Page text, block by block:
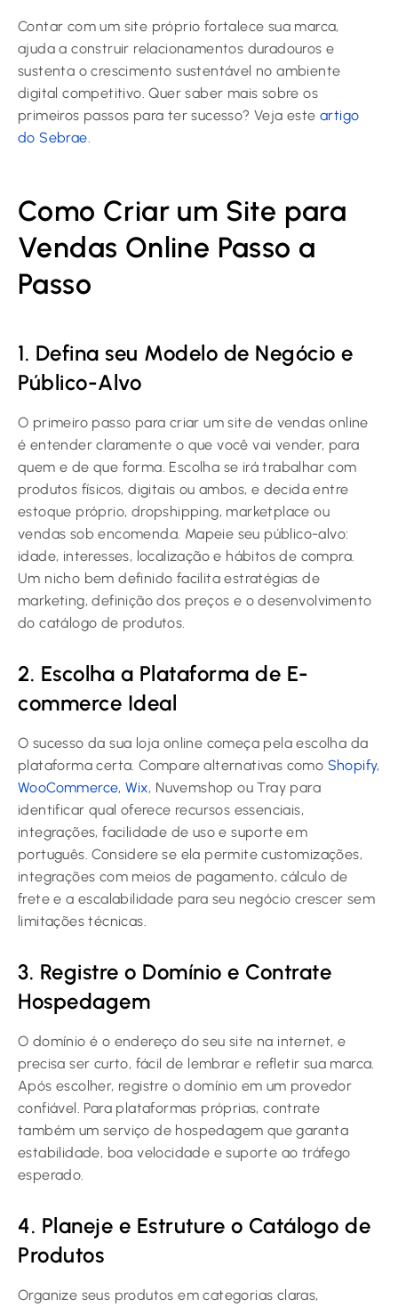
Contar com um site próprio fortalece sua marca,
ajuda a construir relacionamentos duradouros e
sustenta o crescimento sustentável no ambiente
digital competitivo. Quer saber mais sobre os
primeiros passos para ter sucesso? Veja este artigo
do Sebrae
Como Criar um Site para
Vendas Online Passo a
Passo
1. Defina seu Modelo de Negócio e
Público-Alvo
O primeiro passo para criar um site de vendas online
é entender claramente o que você vai vender, para
quem e de que forma. Escolha se irá trabalhar com
produtos físicos, digitais ou ambos, e decida entre
estoque próprio, dropshipping, marketplace ou
vendas sob encomenda. Mapeie seu público-alvo:
idade, interesses, localização e hábitos de compra.
Um nicho bem definido facilita estratégias de
marketing, definição dos preços e o desenvolvimento
do catálogo de produtos.
2. Escolha a Plataforma de E-
commerce Ideal
O sucesso da sua loja online começa pela escolha da
plataforma certa. Compare alternativas como Shopify,
WooCommerce, Wix, Nuvemshop ou Tray para
identificar qual oferece recursos essenciais,
integrações, facilidade de uso e suporte em
português. Considere se ela permite customizações,
integrações com meios de pagamento, cálculo de
frete e a escalabilidade para seu negócio crescer sem
limitações técnicas.
3. Registre o Domínio e Contrate
Hospedagem
O domínio é o endereço do seu site na internet, e
precisa ser curto, fácil de lembrar e refletir sua marca.
Após escolher, registre o domínio em um provedor
confiável. Para plataformas próprias, contrate
também um serviço de hospedagem que garanta
estabilidade, boa velocidade e suporte ao tráfego
esperado.
4. Planeje e Estruture o Catálogo de
Produtos
Organize seus produtos em categorias claras,